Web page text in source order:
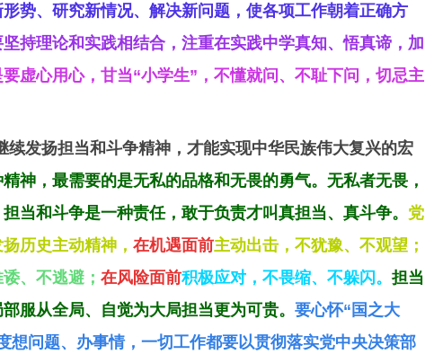
势、研究新情况、解决新问题，使各项工作朝着正确方
坚持理论和实践相结合，注重在实践中学真知、悟真谛，加
要虚心用心，甘当“小学生”，不懂就问、不耻下问，切忌主
续发扬担当和斗争精神，才能实现中华民族伟大复兴的宏
神，最需要的是无私的品格和无畏的勇气。 无私者无畏，
担当和斗争是一种责任，敢于负责才叫真担当、真斗争。 党
历史主动精神， 在机遇面前主动出击，不犹豫、不观望；
、不逃避； 在风险面前积极应对，不畏缩、不躲闪。 担当
服从全局、自觉为大局担当更为可贵。 要心怀“国之大
想问题、办事情，一切工作都要以贯彻落实党中央决策部